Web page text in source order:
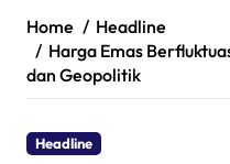
Home
Headline
Harga Emas
dan Geopolitik
Headline